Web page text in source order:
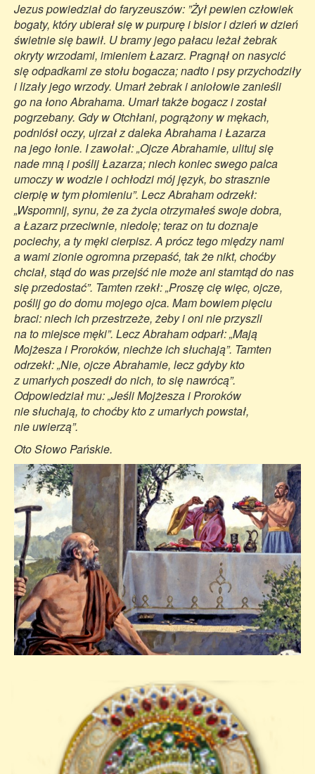
Jezus powiedział do faryzeuszów: ”Żył pewien człowiek
bogaty, który ubierał się w purpurę i bisior i dzień w dzień
świetnie się bawił. U bramy jego pałacu leżał żebrak
okryty wrzodami, imieniem Łazarz. Pragnął on nasycić
się odpadkami ze stołu bogacza; nadto i psy przychodziły
i lizały jego wrzody. Umarł żebrak i aniołowie zanieśli
go na łono Abrahama. Umarł także bogacz i został
pogrzebany. Gdy w Otchłani, pogrążony w mękach,
podniósł oczy, ujrzał z daleka Abrahama i Łazarza
na jego łonie. I zawołał: „Ojcze Abrahamie, ulituj się
nade mną i poślij Łazarza; niech koniec swego palca
umoczy w wodzie i ochłodzi mój język, bo strasznie
cierpię w tym płomieniu”. Lecz Abraham odrzekł:
„Wspomnij, synu, że za życia otrzymałeś swoje dobra,
a Łazarz przeciwnie, niedolę; teraz on tu doznaje
pociechy, a ty męki cierpisz. A prócz tego między nami
a wami zionie ogromna przepaść, tak że nikt, choćby
chciał, stąd do was przejść nie może ani stamtąd do nas
się przedostać”. Tamten rzekł: „Proszę cię więc, ojcze,
poślij go do domu mojego ojca. Mam bowiem pięciu
braci: niech ich przestrzeże, żeby i oni nie przyszli
na to miejsce męki”. Lecz Abraham odparł: „Mają
Mojżesza i Proroków, niechże ich słuchają”. Tamten
odrzekł: „Nie, ojcze Abrahamie, lecz gdyby kto
z umarłych poszedł do nich, to się nawrócą”.
Odpowiedział mu: „Jeśli Mojżesza i Proroków
nie słuchają, to choćby kto z umarłych powstał,
nie uwierzą”.
Oto Słowo Pańskie.